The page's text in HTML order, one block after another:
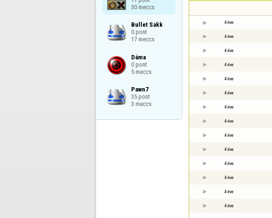
30 meccs
Bullet Sakk
0 pont
17 meccs
Dáma
0 pont
5 meccs
Pawn7
35 pont
3 meccs
4 éve
4 éve
4 éve
4 éve
4 éve
4 éve
4 éve
4 éve
4 éve
4 éve
4 éve
4 éve
4 éve
4 éve